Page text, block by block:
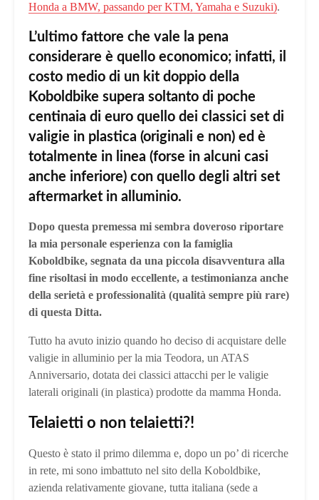
Honda a BMW, passando per KTM, Yamaha e Suzuki).
L’ultimo fattore che vale la pena
considerare è quello economico; infatti, il
costo medio di un kit doppio della
Koboldbike supera soltanto di poche
centinaia di euro quello dei classici set di
valigie in plastica (originali e non) ed è
totalmente in linea (forse in alcuni casi
anche inferiore) con quello degli altri set
aftermarket in alluminio.
Dopo questa premessa mi sembra doveroso riportare
la mia personale esperienza con la famiglia
Koboldbike, segnata da una piccola disavventura alla
fine risoltasi in modo eccellente, a testimonianza anche
della serietà e professionalità (qualità sempre più rare)
di questa Ditta.
Tutto ha avuto inizio quando ho deciso di acquistare delle
valigie in alluminio per la mia Teodora, un ATAS
Anniversario, dotata dei classici attacchi per le valigie
laterali originali (in plastica) prodotte da mamma Honda.
Telaietti o non telaietti?!
Questo è stato il primo dilemma e, dopo un po’ di ricerche
in rete, mi sono imbattuto nel sito della Koboldbike,
azienda relativamente giovane, tutta italiana (sede a